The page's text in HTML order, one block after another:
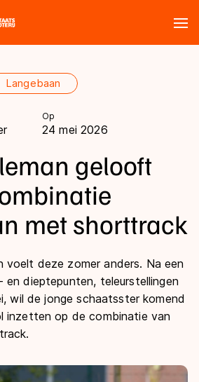
& tijden
Schaatstijd
Langebaan
Op
24 mei 2026
gelooft
met shorttrack
voelt deze zomer anders. Na een
dieptepunten, teleurstellingen
wil de jonge schaatsster komend
inzetten op de combinatie van